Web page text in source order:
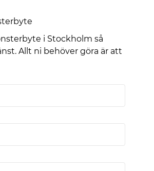
i Stockholm så
Allt ni behöver göra är att